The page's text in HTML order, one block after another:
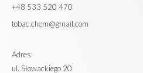
+48 533 520 470
tobac.chem@gmail.com
Adres:
ul. Słowackiego 20